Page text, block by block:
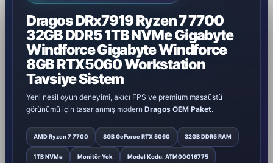
Dragos DRx7919 Ryzen 7 7700
32GB DDR5 1TB NVMe Gigabyte
Windforce Gigabyte Windforce
8GB RTX5060 Workstation
Tavsiye Sistem
Yeni nesil oyun deneyimi, akıcı FPS ve premium masaüstü
görünümü için tasarlanmış modern Dragos OEM Paket.
AMD Ryzen 7 7700 8GB GeForce RTX 5060 32GB DDR5 RAM
1TB NVMe Monitör Yok Model Kodu: ATM00016775